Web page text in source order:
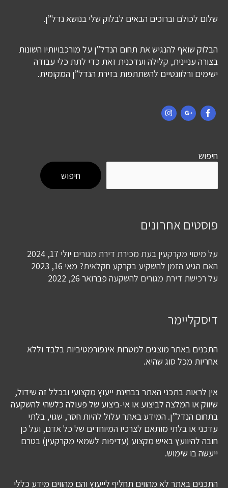
שלום לכולם וברוכים הבאים לבלוק שלי בנושא נדל”ן.
הבלוק שואף להנגיש את תחום הנדל”ן על מורכבויותיו השונות
בצורה עניינית, קלילה ועדכנית זאת כדי לתת כלי עבודה
ישימים ורלוונטיים להשתתפות בזירת הנדל”ן המקומית.
חיפוש
חיפוש
פוסטים אחרונים
על מיסוי מקרקעין בעת מכירת דירת מגורים יולי 17, 2024
האם הגיע הזמן להשקיע בקרקע חקלאית? מאי 16, 2023
על רכישת דירת מגורים להשקעה פברואר 26, 2022
דיסקליימר
התכנים באתר מוצגים למטרות אינפורמטיביות בלבד וללא
אחריות מכל סוג שהיא.
אין לראות בתכני האתר בבחינת ייעוץ מקצועי ובכלל זה שידול,
שיווק או המלצה לביצוע או אי-ביצוע של פעולה כלשהי להשקעה
בתחום הנדל”ן. המידע באתר עלול להיות חסר, שגוי, בלתי
עדכני או בלתי מותאם לצרכיו המיוחדים של כל אדם, ועל כן
חובה להיוועץ באיש מקצוע (עדיפות לשמאי מקרקעין) בטרם
ייעשה בו שימוש.
התכנים באתר לא מהווים תחליף לייעוץ והם מהווים מידע כללי